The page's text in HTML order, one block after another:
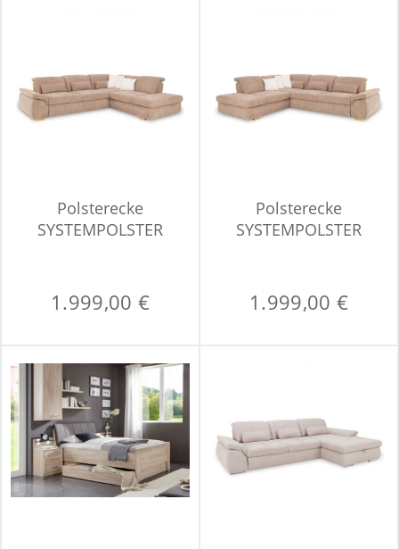
Polsterecke
SYSTEMPOLSTER
1.999,00 €
Polsterecke
SYSTEMPOLSTER
1.999,00 €